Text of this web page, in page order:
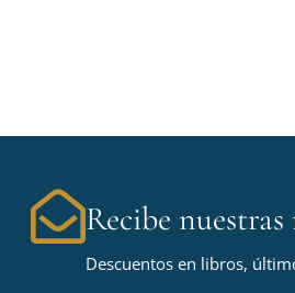
Recibe
Descuentos en libros,